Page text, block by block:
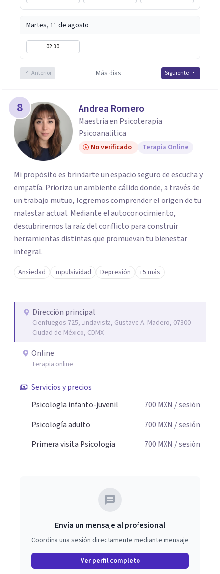
Martes, 11 de agosto
02:30
Anterior Más días Siguiente
8 Andrea Romero
Maestría en Psicoterapia
Psicoanalítica
No verificado Terapia Online
Mi propósito es brindarte un espacio seguro de escucha y
empatía. Priorizo un ambiente cálido donde, a través de
un trabajo mutuo, logremos comprender el origen de tu
malestar actual. Mediante el autoconocimiento,
descubriremos la raíz del conflicto para construir
herramientas distintas que promuevan tu bienestar
integral.
Ansiedad Impulsividad Depresión +5 más
Dirección principal
Cienfuegos 725, Lindavista, Gustavo A. Madero, 07300
Ciudad de México, CDMX
Online
Terapia online
Servicios y precios
Psicología infanto-juvenil
700 MXN / sesión
Psicología adulto
700 MXN / sesión
Primera visita Psicología
700 MXN / sesión
Envía un mensaje al profesional
Coordina una sesión directamente mediante mensaje
Ver perfil completo